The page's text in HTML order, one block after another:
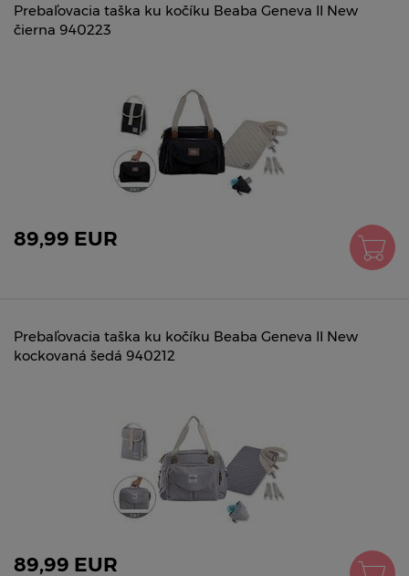
Prebaľovacia taška ku kočíku Beaba Geneva II New
čierna 940223
89,99 EUR
Prebaľovacia taška ku kočíku Beaba Geneva II New
kockovaná šedá 940212
89,99 EUR